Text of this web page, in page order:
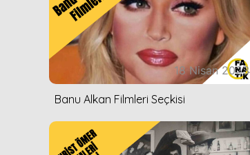
18 Nisan 2023
Banu Alkan Filmleri Seçkisi